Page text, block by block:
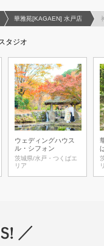
華雅苑[KAGAEN] 水戸店
タジオ
ウェディングハウス
ル・シフォン
茨城県/水戸・つくばエ
リア